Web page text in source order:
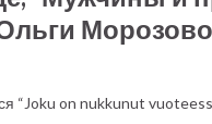
“Joku on nukkunut